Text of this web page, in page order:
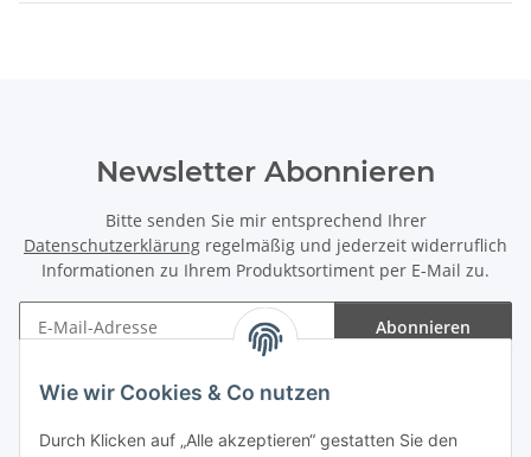
Wie wir Cookies & Co nutzen
Durch Klicken auf „Alle akzeptieren“ gestatten Sie den
Newsletter Abonnieren
Bitte senden Sie mir entsprechend Ihrer
Datenschutzerklärung regelmäßig und jederzeit widerruflich
Informationen zu Ihrem Produktsortiment per E-Mail zu.
Abonnieren